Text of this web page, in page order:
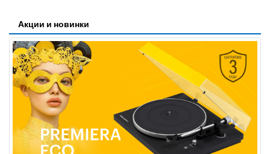
Акции и новинки